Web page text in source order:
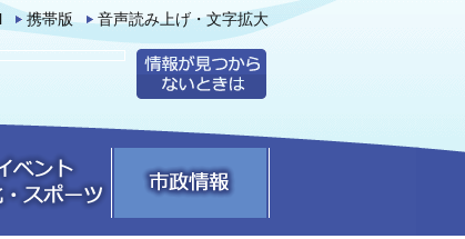
携帯版 音声読み上げ・文字拡大